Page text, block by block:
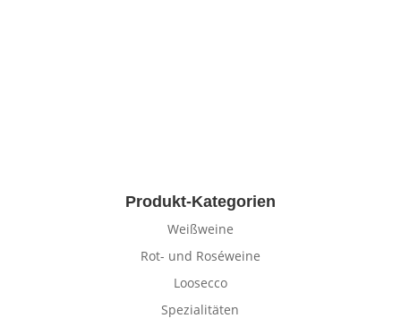
Produkt-Kategorien
Weißweine
Rot- und Roséweine
Loosecco
Spezialitäten